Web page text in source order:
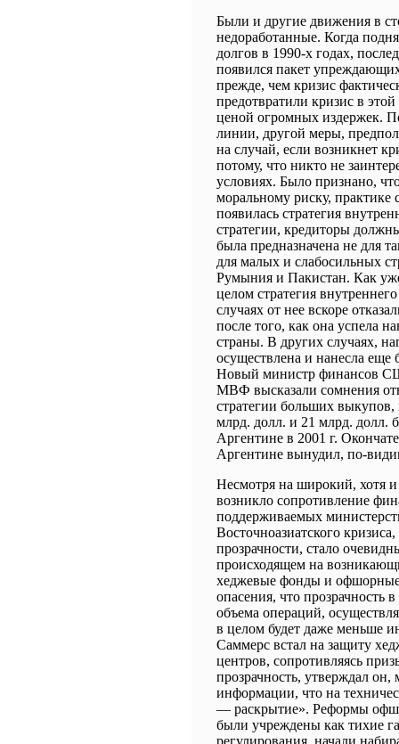
Были и другие движения в
недоработанные. Когда
долгов в 1990-х годах,
появился пакет
прежде, чем кризис
предотвратили кризис в
ценой огромных издержек.
линии, другой меры,
на случай, если возникнет
потому, что никто не
условиях. Было признано,
моральному риску, практике
появилась стратегия
стратегии, кредиторы
была предназначена не для
для малых и слабосильных
Румыния и Пакистан. Как
целом стратегия
случаях от нее вскоре
после того, как она успела
страны. В других случаях,
осуществлена и нанесла
Новый министр финансов
МВФ высказали сомнения
стратегии больших
млрд. долл. и 21 млрд. долл.
Аргентине в 2001 г.
Аргентине вынудил, по-
Несмотря на широкий, хотя
возникло сопротивление
поддерживаемых
Восточноазиатского
прозрачности, стало
происходящем на
хеджевые фонды и офшорные
опасения, что прозрачность
объема операций,
в целом будет даже меньше
Саммерс встал на защиту
центров, сопротивляясь
прозрачность, утверждал
информации, что на
― раскрытие». Реформы
были учреждены как тихие